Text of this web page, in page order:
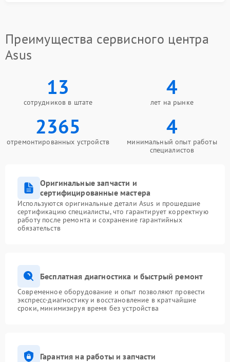
Преимущества сервисного центра
Asus
13
сотрудников в штате
4
лет на рынке
2365
отремонтированных устройств
4
минимальный опыт работы
специалистов
Оригинальные запчасти и
сертифицированные мастера
Используются оригинальные детали Asus и прошедшие
сертификацию специалисты, что гарантирует корректную
работу после ремонта и сохранение гарантийных
обязательств
Бесплатная диагностика и быстрый ремонт
Современное оборудование и опыт позволяют провести
экспресс-диагностику и восстановление в кратчайшие
сроки, минимизируя время без устройства
Гарантия на работы и запчасти